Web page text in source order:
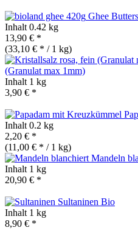
Ghee
Inhalt 0.42 kg
13,90 € *
(33,10 € * / 1 kg)
(Granulat max 1mm)
Inhalt 1 kg
3,90 € *
Inhalt 0.2 kg
2,20 € *
(11,00 € * / 1 kg)
Mandeln
Inhalt 1 kg
20,90 € *
Sultaninen Bio
Inhalt 1 kg
8,90 € *